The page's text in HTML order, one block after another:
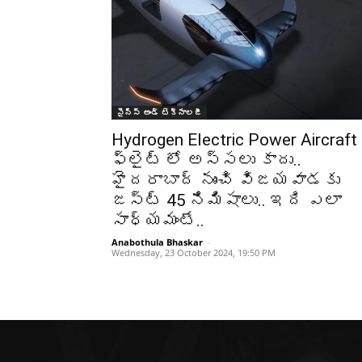
సైన్స్‌ అండ్‌ టెక్నాలజీ
Hydrogen Electric Power Aircraft
ఫ్లైట్ లో అస్సలు కాదు..
హైదరాబాద్ నుంచి విజయవాడకు
జస్ట్ 45 నిమిషాలు.. ఇది ఎలా
సాధ్యమంటే..
Anabothula Bhaskar -
Wednesday, 23 October 2024, 19:50 PM